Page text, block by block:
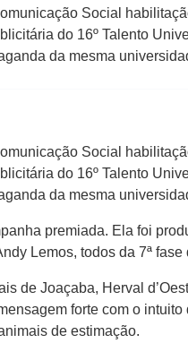
Social
do 16º Talento
da mesma
Social
do 16º Talento
da mesma
premiada. Ela foi
Lemos, todos da 7ª
de Joaçaba, Herval
forte com o
de estimação.